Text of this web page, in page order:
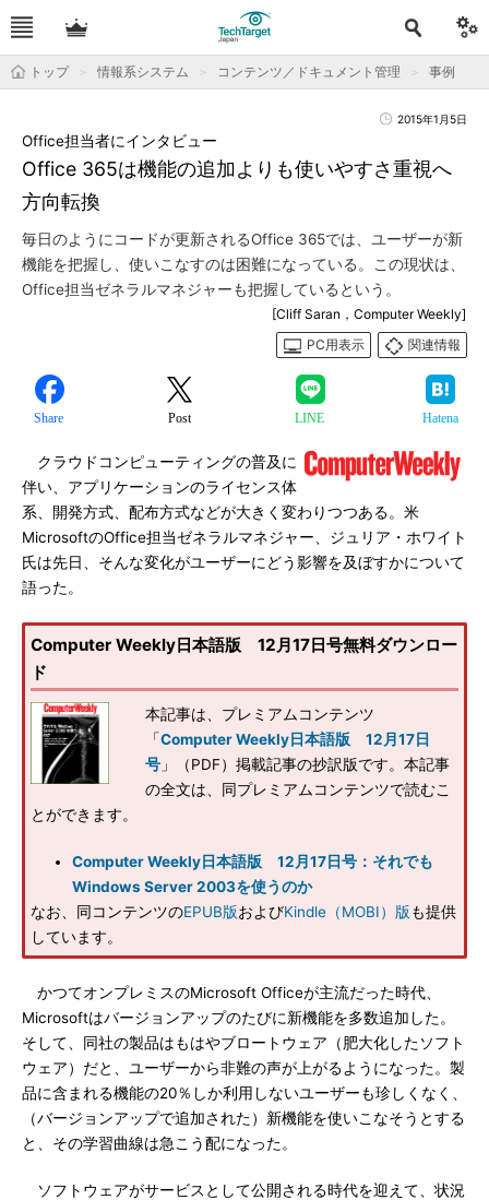
トップ 情報系システム コンテンツ／ドキュメント管理 事例
2015年1月5日
Office 365は機能の追加よりも使いやすさ重視へ
方向転換
Office担当者にインタビュー
毎日のようにコードが更新されるOffice 365では、ユーザーが新
機能を把握し、使いこなすのは困難になっている。この現状は、
Office担当ゼネラルマネジャーも把握しているという。
[Cliff Saran，Computer Weekly]
PC用表示
関連情報
Share Post LINE Hatena
クラウドコンピューティングの普及に
伴い、アプリケーションのライセンス体
系、開発方式、配布方式などが大きく変わりつつある。米
MicrosoftのOffice担当ゼネラルマネジャー、ジュリア・ホワイト
氏は先日、そんな変化がユーザーにどう影響を及ぼすかについて
語った。
Computer Weekly日本語版 12月17日号無料ダウンロー
ド
本記事は、プレミアムコンテンツ
「Computer Weekly日本語版 12月17日
号 」（PDF）掲載記事の抄訳版です。本記事
の全文は、同プレミアムコンテンツで読むこ
とができます。
Computer Weekly日本語版 12月17日号：それでも
Windows Server 2003を使うのか
なお、同コンテンツのEPUB版およびKindle（MOBI）版も提供
しています。
かつてオンプレミスのMicrosoft Officeが主流だった時代、
Microsoftはバージョンアップのたびに新機能を多数追加した。
そして、同社の製品はもはやブロートウェア（肥大化したソフト
ウェア）だと、ユーザーから非難の声が上がるようになった。製
品に含まれる機能の20％しか利用しないユーザーも珍しくなく、
（バージョンアップで追加された）新機能を使いこなそうとする
と、その学習曲線は急こう配になった。
ソフトウェアがサービスとして公開される時代を迎えて、状況